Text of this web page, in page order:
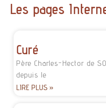
Les pages
Curé
Père Charles-Hector de
depuis le
LIRE PLUS »